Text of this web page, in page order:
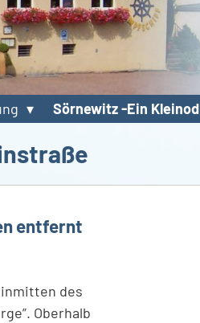
Sörnewitz -Ein Kleinod
entfernt
des
Oberhalb